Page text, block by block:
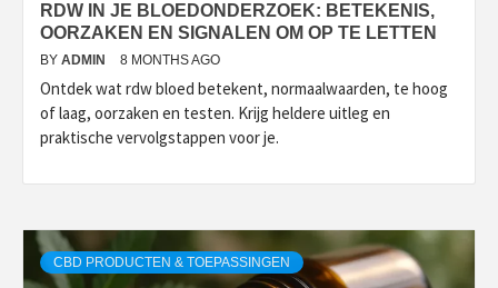
RDW IN JE BLOEDONDERZOEK: BETEKENIS,
OORZAKEN EN SIGNALEN OM OP TE LETTEN
BY ADMIN 8 MONTHS AGO
Ontdek wat rdw bloed betekent, normaalwaarden, te hoog
of laag, oorzaken en testen. Krijg heldere uitleg en
praktische vervolgstappen voor je.
CBD PRODUCTEN & TOEPASSINGEN